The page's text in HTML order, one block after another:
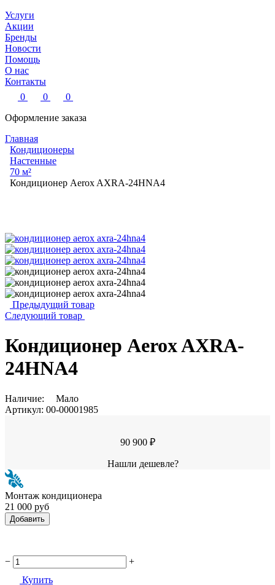
Услуги
Акции
Бренды
Новости
Помощь
О нас
Контакты
0
0
0
Оформление заказа
Главная
Кондиционеры
Настенные
70 м²
Кондиционер Aerox AXRA-24HNA4
Предыдущий товар
Следующий товар
Кондиционер Aerox AXRA-
24HNA4
Наличие:
Мало
Артикул: 00-00001985
90 900 ₽
Нашли дешевле?
Монтаж кондиционера
21 000 руб
Добавить
−
+
Купить